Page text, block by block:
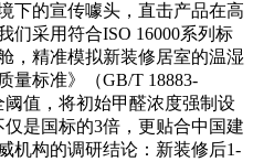
下的宣传噱头，直击产品在高
们采用符合ISO 16000系列标
，精准模拟新装修居室的温湿
量标准》（GB/T 18883-
阈值，将初始甲醛浓度强制设
是国标的3倍，更贴合中国建
机构的调研结论：新装修后1-